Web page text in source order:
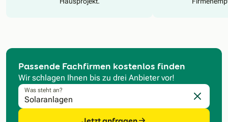
Passende Fachfirmen kostenlos finden
Wir schlagen Ihnen bis zu drei Anbieter vor!
Was steht an?
Eingabe